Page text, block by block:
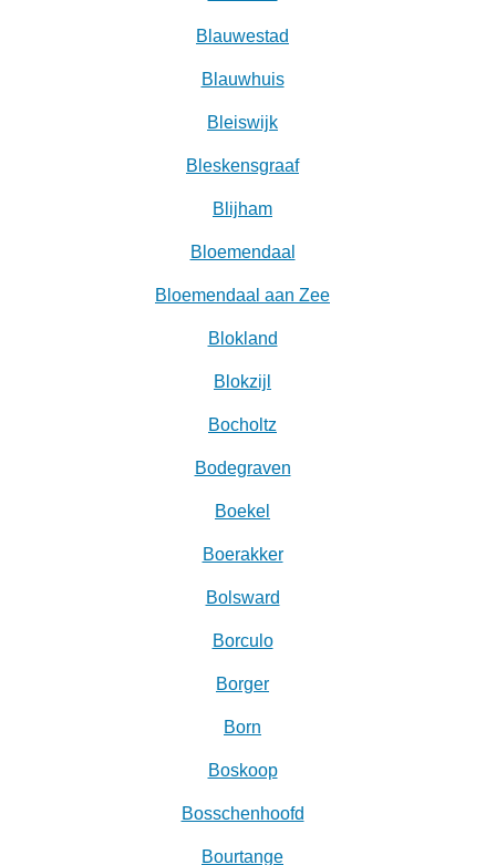
Blauwestad
Blauwhuis
Bleiswijk
Bleskensgraaf
Blijham
Bloemendaal
Bloemendaal aan Zee
Blokland
Blokzijl
Bocholtz
Bodegraven
Boekel
Boerakker
Bolsward‎
Borculo
Borger
Born
Boskoop
Bosschenhoofd
Bourtange